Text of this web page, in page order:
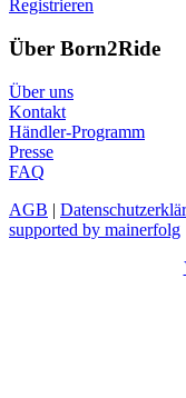
Registrieren
Über Born2Ride
Über uns
Kontakt
Händler-Programm
Presse
FAQ
AGB |
supported by mainerfolg